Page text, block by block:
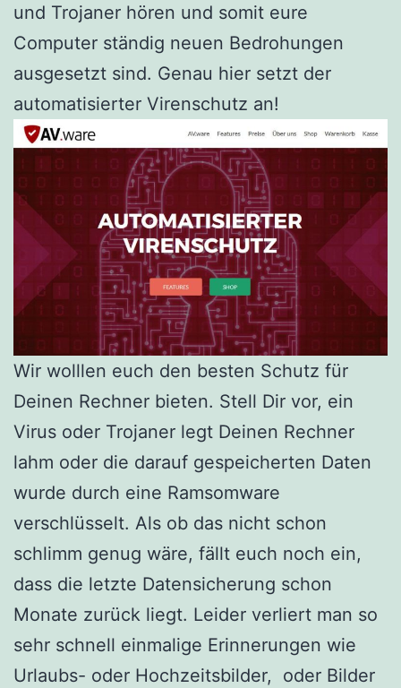
und Trojaner hören und somit eure
Computer ständig neuen Bedrohungen
ausgesetzt sind. Genau hier setzt der
automatisierter Virenschutz an!
Wir wolllen euch den besten Schutz für
Deinen Rechner bieten. Stell Dir vor, ein
Virus oder Trojaner legt Deinen Rechner
lahm oder die darauf gespeicherten Daten
wurde durch eine Ramsomware
verschlüsselt. Als ob das nicht schon
schlimm genug wäre, fällt euch noch ein,
dass die letzte Datensicherung schon
Monate zurück liegt. Leider verliert man so
sehr schnell einmalige Erinnerungen wie
Urlaubs- oder Hochzeitsbilder, oder Bilder